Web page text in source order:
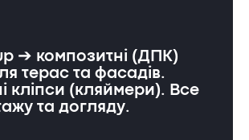
➔ композитні (ДПК)
терас та фасадів.
кліпси (кляймери). Все
та догляду.